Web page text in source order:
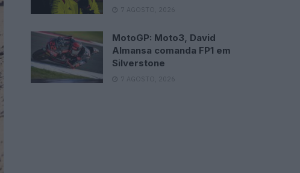
7 AGOSTO, 2026
MotoGP: Moto3, David
Almansa comanda FP1 em
Silverstone
7 AGOSTO, 2026